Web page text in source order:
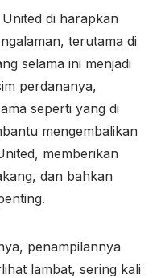
di harapkan
terutama di
selama ini menjadi
perdananya,
seperti yang di
mengembalikan
memberikan
dan bahkan
penampilannya
lambat, sering kali